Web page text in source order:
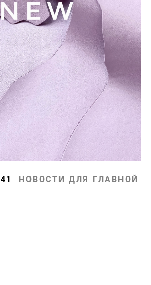
НОВОСТИ ДЛЯ ГЛАВНОЙ